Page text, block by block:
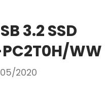
3.2 SSD
WW
05/2020